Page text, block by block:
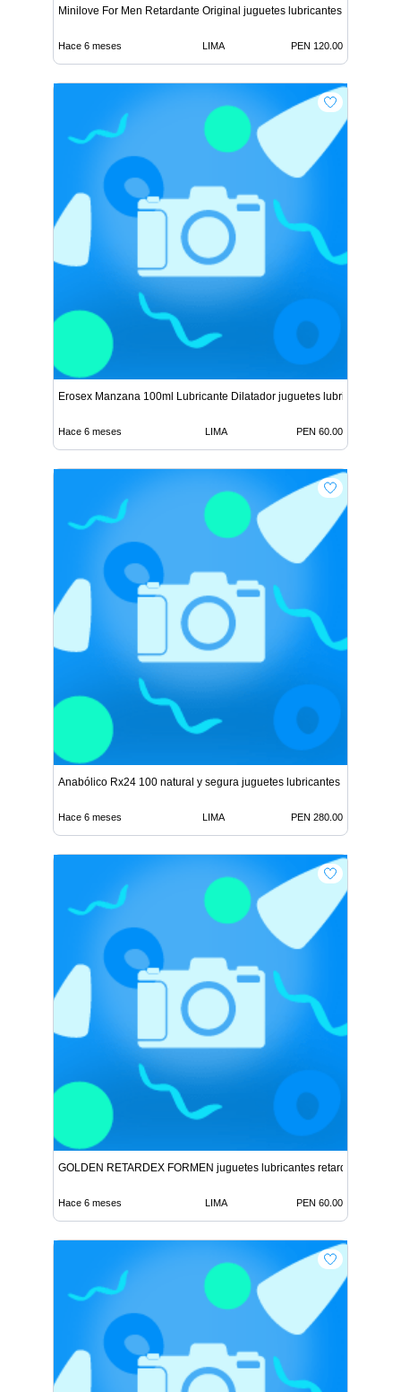
Minilove For Men Retardante Original juguetes lubricantes r
Hace 6 meses LIMA PEN 120.00
Erosex Manzana 100ml Lubricante Dilatador juguetes lubrica
Hace 6 meses LIMA PEN 60.00
Anabólico Rx24 100 natural y segura juguetes lubricantes r
Hace 6 meses LIMA PEN 280.00
GOLDEN RETARDEX FORMEN juguetes lubricantes retardantes pot
Hace 6 meses LIMA PEN 60.00